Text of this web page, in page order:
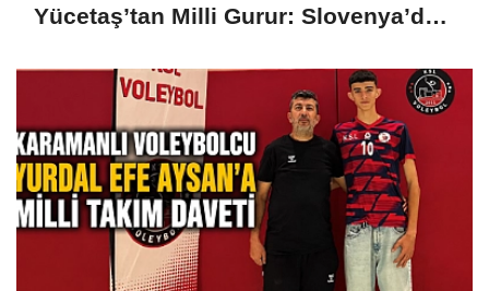
Yücetaş’tan Milli Gurur: Slovenya’da